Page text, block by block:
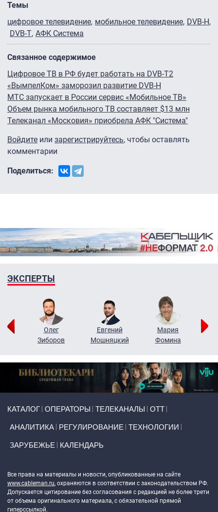
Темы
цифровое телевидение мобильное телевидение DVB-H
DVB-T АФК Система
Связанное содержимое
Цифровое ТВ в РФ будет работать на DVB-T2
«ВымпелКом» заморозил развитие DVB-H
МТС запускает в России сервис «Мобильное ТВ»
Объем рынка мобильного ТВ составляет $13 млн
Телеканал «Московия» приобрела АФК "Система"
Войдите или зарегистрируйтесь, чтобы оставлять
комментарии
Поделиться:
ЭКСПЕРТЫ
Олег
Зиборов
Евгений
Мошняцкий
Мария
Фомина
КАТАЛОГ ОПЕРАТОРЫ ТЕЛЕКАНАЛЫ ОТТ
АНАЛИТИКА РЕГУЛИРОВАНИЕ ТЕХНОЛОГИИ
ЗАРУБЕЖЬЕ КАЛЕНДАРЬ
Все права на материалы и новости, опубликованные на сайте
www.cableman.ru, охраняются в соответствии с законодательством РФ.
Допускается цитирование без согласования с редакцией не более трети
от объема оригинального материала, с обязательной прямой
гиперссылкой.